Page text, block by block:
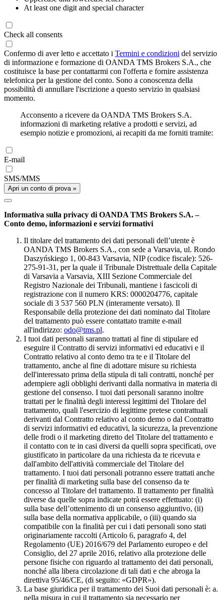
At least one digit and special character
Check all consents
Confermo di aver letto e accettato i Termini e condizioni del servizio
di informazione e formazione di OANDA TMS Brokers S.A., che
costituisce la base per contattarmi con l'offerta e fornire assistenza
telefonica per la gestione del conto. Sono a conoscenza della
possibilità di annullare l'iscrizione a questo servizio in qualsiasi
momento.
Acconsento a ricevere da OANDA TMS Brokers S.A.
informazioni di marketing relative a prodotti e servizi, ad
esempio notizie e promozioni, ai recapiti da me forniti tramite:
E-mail
SMS/MMS
Apri un conto di prova »
Informativa sulla privacy di OANDA TMS Brokers S.A. –
Conto demo, informazioni e servizi formativi
Il titolare del trattamento dei dati personali dell’utente è
OANDA TMS Brokers S.A., con sede a Varsavia, ul. Rondo
Daszyńskiego 1, 00-843 Varsavia, NIP (codice fiscale): 526-
275-91-31, per la quale il Tribunale Distrettuale della Capitale
di Varsavia a Varsavia, XIII Sezione Commerciale del
Registro Nazionale dei Tribunali, mantiene i fascicoli di
registrazione con il numero KRS: 0000204776, capitale
sociale di 3 537 560 PLN (interamente versato). Il
Responsabile della protezione dei dati nominato dal Titolare
del trattamento può essere contattato tramite e-mail
all'indirizzo: odo@tms.pl.
I tuoi dati personali saranno trattati al fine di stipulare ed
eseguire il Contratto di servizi informativi ed educativi e il
Contratto relativo al conto demo tra te e il Titolare del
trattamento, anche al fine di adottare misure su richiesta
dell'interessato prima della stipula di tali contratti, nonché per
adempiere agli obblighi derivanti dalla normativa in materia di
gestione del consenso. I tuoi dati personali saranno inoltre
trattati per le finalità degli interessi legittimi del Titolare del
trattamento, quali l'esercizio di legittime pretese contrattuali
derivanti dal Contratto relativo al conto demo o dal Contratto
di servizi informativi ed educativi, la sicurezza, la prevenzione
delle frodi o il marketing diretto del Titolare del trattamento e
il contatto con te in casi diversi da quelli sopra specificati, ove
giustificato in particolare da una richiesta da te ricevuta e
dall'ambito dell'attività commerciale del Titolare del
trattamento. I tuoi dati personali potranno essere trattati anche
per finalità di marketing sulla base del consenso da te
concesso al Titolare del trattamento. Il trattamento per finalità
diverse da quelle sopra indicate potrà essere effettuato: (i)
sulla base dell’ottenimento di un consenso aggiuntivo, (ii)
sulla base della normativa applicabile, o (iii) quando sia
compatibile con la finalità per cui i dati personali sono stati
originariamente raccolti (Articolo 6, paragrafo 4, del
Regolamento (UE) 2016/679 del Parlamento europeo e del
Consiglio, del 27 aprile 2016, relativo alla protezione delle
persone fisiche con riguardo al trattamento dei dati personali,
nonché alla libera circolazione di tali dati e che abroga la
direttiva 95/46/CE, (di seguito: «GDPR»).
La base giuridica per il trattamento dei Suoi dati personali è: a.
nella misura in cui il trattamento sia necessario per